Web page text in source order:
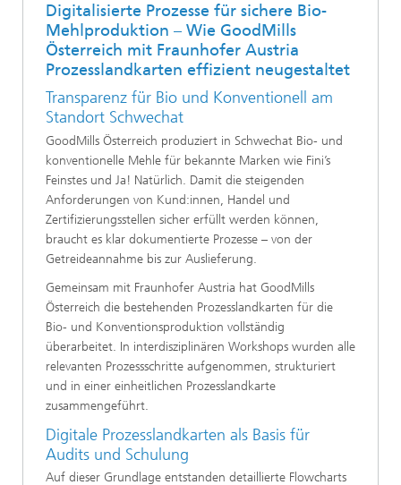
Digitalisierte Prozesse für sichere Bio-
Mehlproduktion – Wie GoodMills
Österreich mit Fraunhofer Austria
Prozesslandkarten effizient neugestaltet
Transparenz für Bio und Konventionell am
Standort Schwechat
GoodMills Österreich produziert in Schwechat Bio- und
konventionelle Mehle für bekannte Marken wie Fini’s
Feinstes und Ja! Natürlich. Damit die steigenden
Anforderungen von Kund:innen, Handel und
Zertifizierungsstellen sicher erfüllt werden können,
braucht es klar dokumentierte Prozesse – von der
Getreideannahme bis zur Auslieferung.
Gemeinsam mit Fraunhofer Austria hat GoodMills
Österreich die bestehenden Prozesslandkarten für die
Bio- und Konventionsproduktion vollständig
überarbeitet. In interdisziplinären Workshops wurden alle
relevanten Prozessschritte aufgenommen, strukturiert
und in einer einheitlichen Prozesslandkarte
zusammengeführt.
Digitale Prozesslandkarten als Basis für
Audits und Schulung
Auf dieser Grundlage entstanden detaillierte Flowcharts